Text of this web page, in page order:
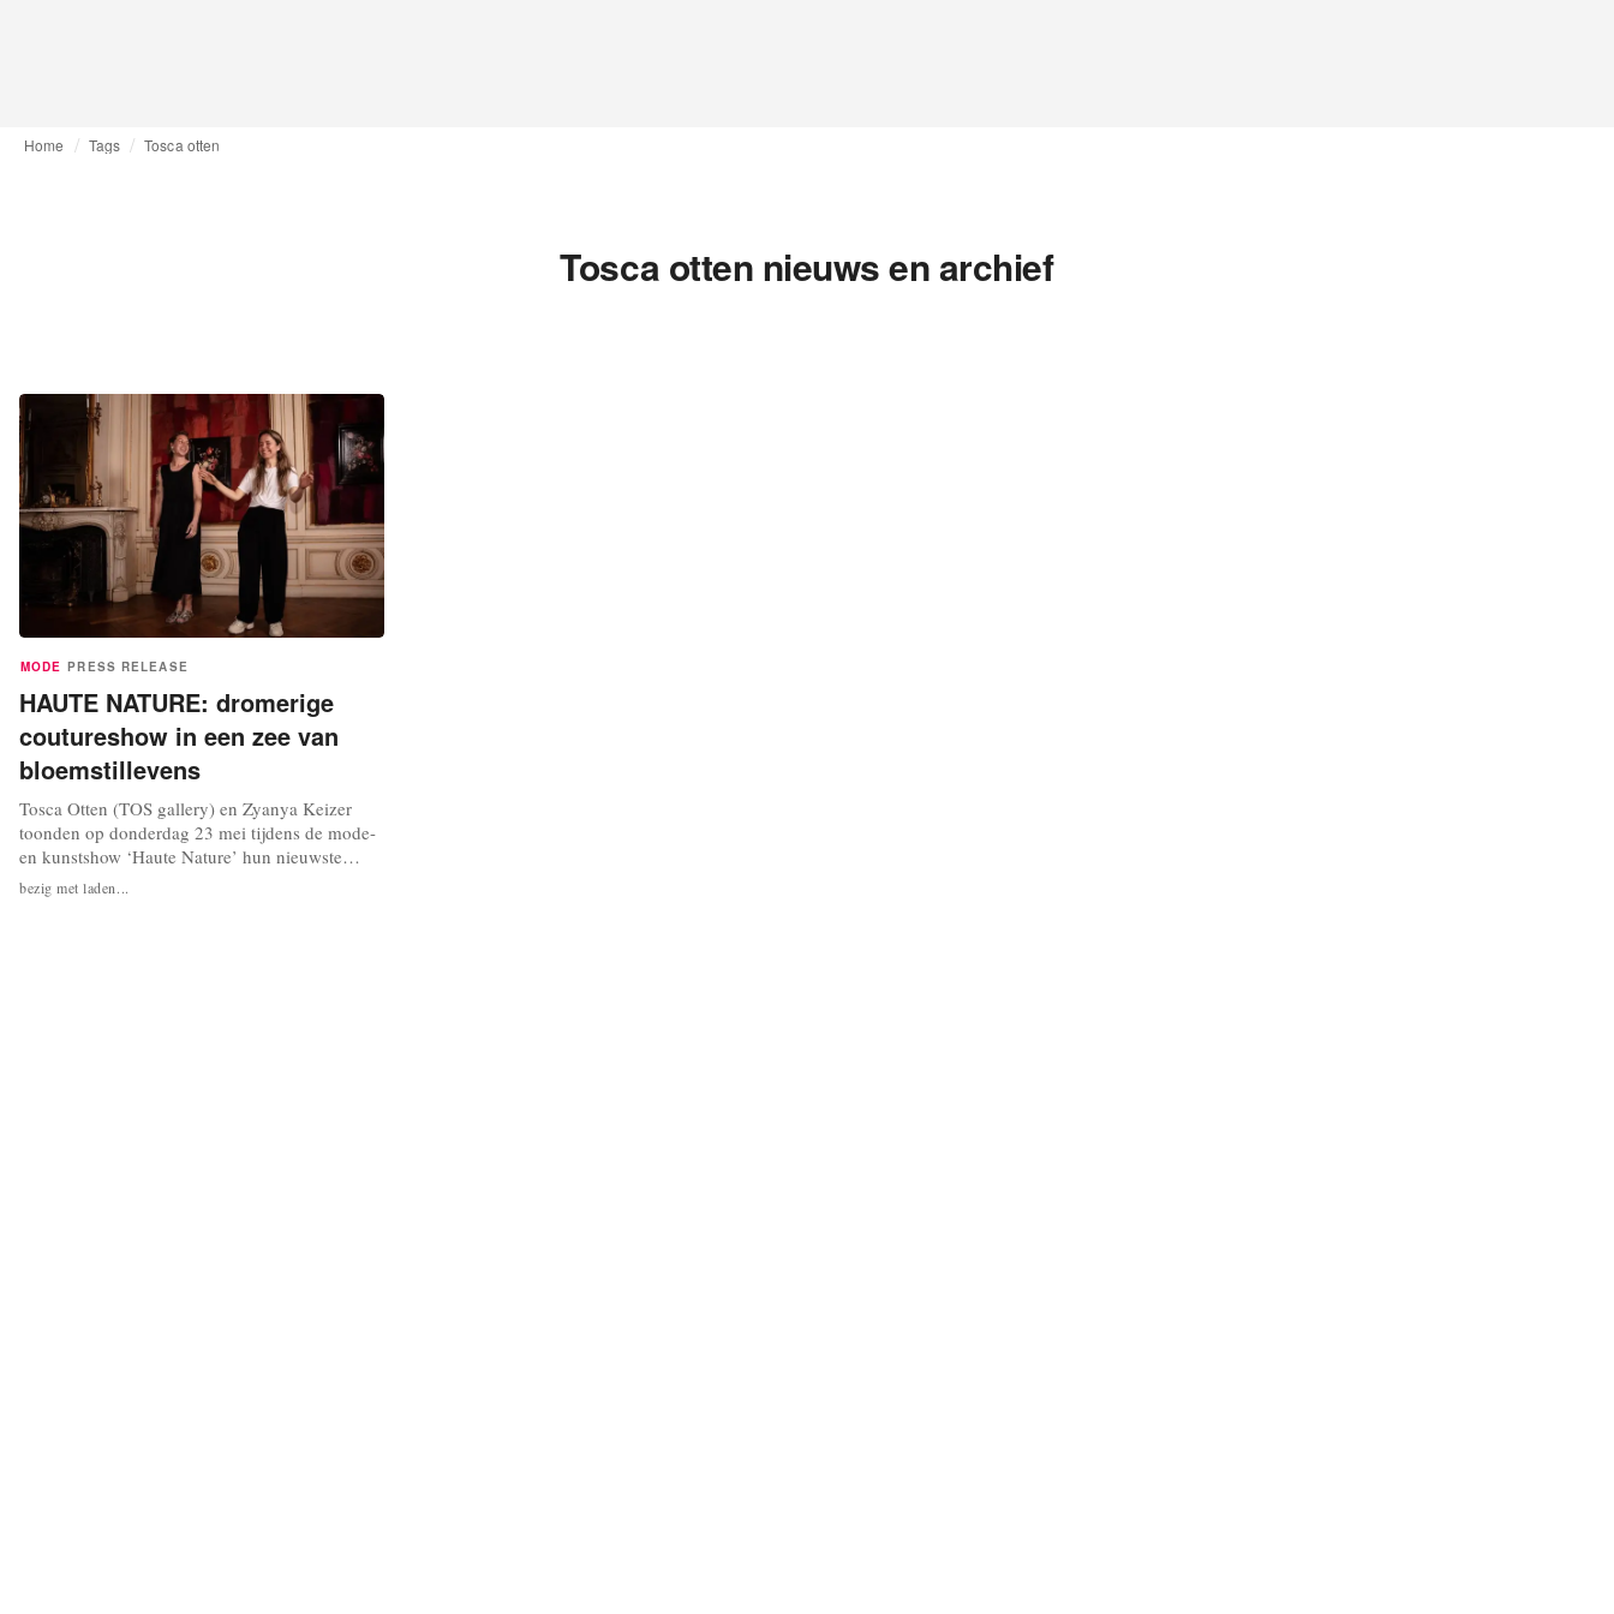
Home Tags Tosca otten
Tosca otten nieuws en archief
MODE PRESS RELEASE
HAUTE NATURE: dromerige
coutureshow in een zee van
bloemstillevens
Tosca Otten (TOS gallery) en Zyanya Keizer
toonden op donderdag 23 mei tijdens de mode-
en kunstshow ‘Haute Nature’ hun nieuwste
werken. Creaties als een ode aan de natuur,
bloemen en planten in het specifiek. De show
bezig met laden...